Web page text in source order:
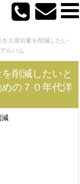
ス排出量を削減したい
ルバム
削減したいと
の７０年代洋
減